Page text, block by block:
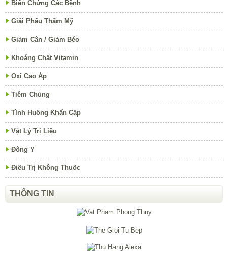
Biến Chứng Các Bệnh
Giải Phẩu Thẩm Mỹ
Giảm Cân / Giảm Béo
Khoáng Chất Vitamin
Oxi Cao Áp
Tiêm Chủng
Tình Huống Khẩn Cấp
Vật Lý Trị Liệu
Đông Y
Điều Trị Không Thuốc
THÔNG TIN